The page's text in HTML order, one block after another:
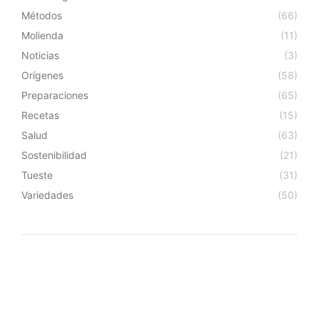
Métodos
(66)
Molienda
(11)
Noticias
(3)
Orígenes
(58)
Preparaciones
(65)
Recetas
(15)
Salud
(63)
Sostenibilidad
(21)
Tueste
(31)
Variedades
(50)